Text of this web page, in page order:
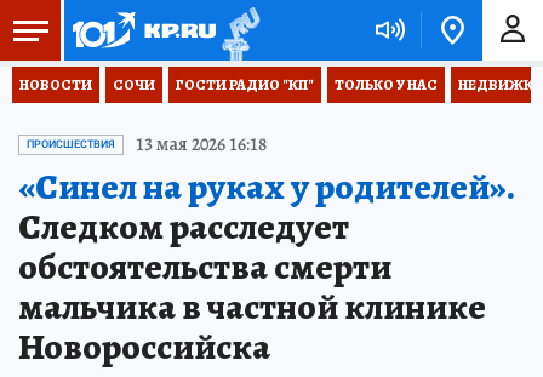
НОВОСТИ СОЧИ ГОСТИ РАДИО "КП" ТОЛЬКО У НАС НЕДВИЖКА
ПРОИСШЕСТВИЯ 13 мая 2026 16:18
«Синел на руках у родителей».
Следком расследует
обстоятельства смерти
мальчика в частной клинике
Новороссийска